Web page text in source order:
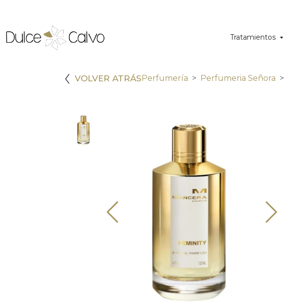
Tratamientos
VOLVER ATRÁSPerfumería Perfumeria Señora